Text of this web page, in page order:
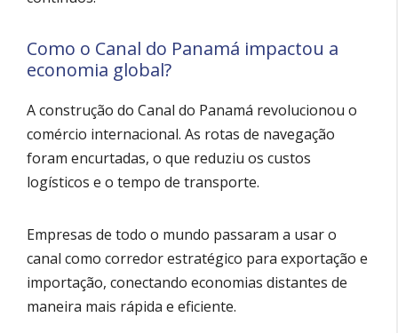
Como o Canal do Panamá impactou a
economia global?
A construção do Canal do Panamá revolucionou o
comércio internacional. As rotas de navegação
foram encurtadas, o que reduziu os custos
logísticos e o tempo de transporte.
Empresas de todo o mundo passaram a usar o
canal como corredor estratégico para exportação e
importação, conectando economias distantes de
maneira mais rápida e eficiente.